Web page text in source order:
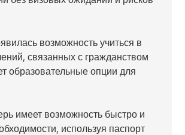
возможность учиться в
связанных с гражданством
образовательные опции для
имеет возможность быстро и
используя паспорт